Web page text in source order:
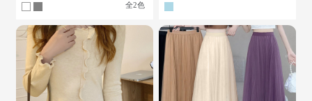
全2色